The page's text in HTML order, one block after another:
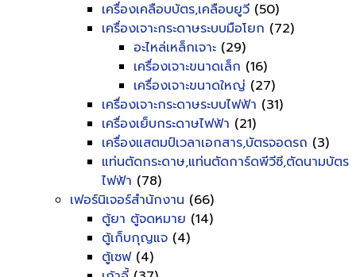
เครื่องเคลือบบัตร,เคลือบยูวี (50)
เครื่องเจาะกระดาษระบบมือโยก (72)
อะไหล่เหล็กเจาะ (29)
เครื่องเจาะขนาดเล็ก (16)
เครื่องเจาะขนาดใหญ่ (27)
เครื่องเจาะกระดาษระบบไฟฟ้า (31)
เครื่องเย็บกระดาษไฟฟ้า (21)
เครื่องแสตมป์เวลาเอกสาร,บัตรจอดรถ (3)
แท่นตัดกระดาษ,แท่นตัดการ์ดพีวีซี,ตัดนามบัตร
ไฟฟ้า (78)
เฟอร์นิเจอร์สำนักงาน (66)
ตู้ยา ตู้จดหมาย (14)
ตู้เก็บกุญแจ (4)
ตู้เซฟ(4)